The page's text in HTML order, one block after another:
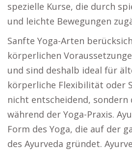
spezielle Kurse, die durch
und leichte Bewegungen
Sanfte Yoga-Arten
körperlichen
und sind deshalb ideal für
körperliche Flexibilität oder
nicht entscheidend, sondern
während der Yoga-Praxis.
Form des Yoga, die auf der
des Ayurveda gründet.